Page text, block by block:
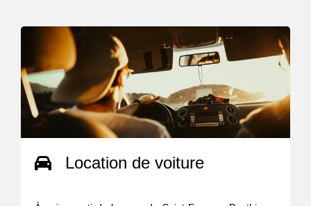
Location de voiture